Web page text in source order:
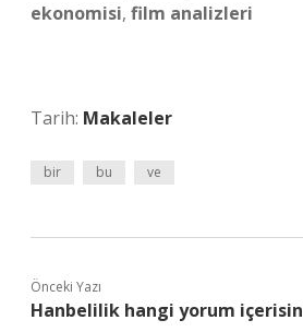
ekonomisi, film analizleri
Tarih: Makaleler
bir bu ve
Önceki Yazı
Hanbelilik hangi yorum